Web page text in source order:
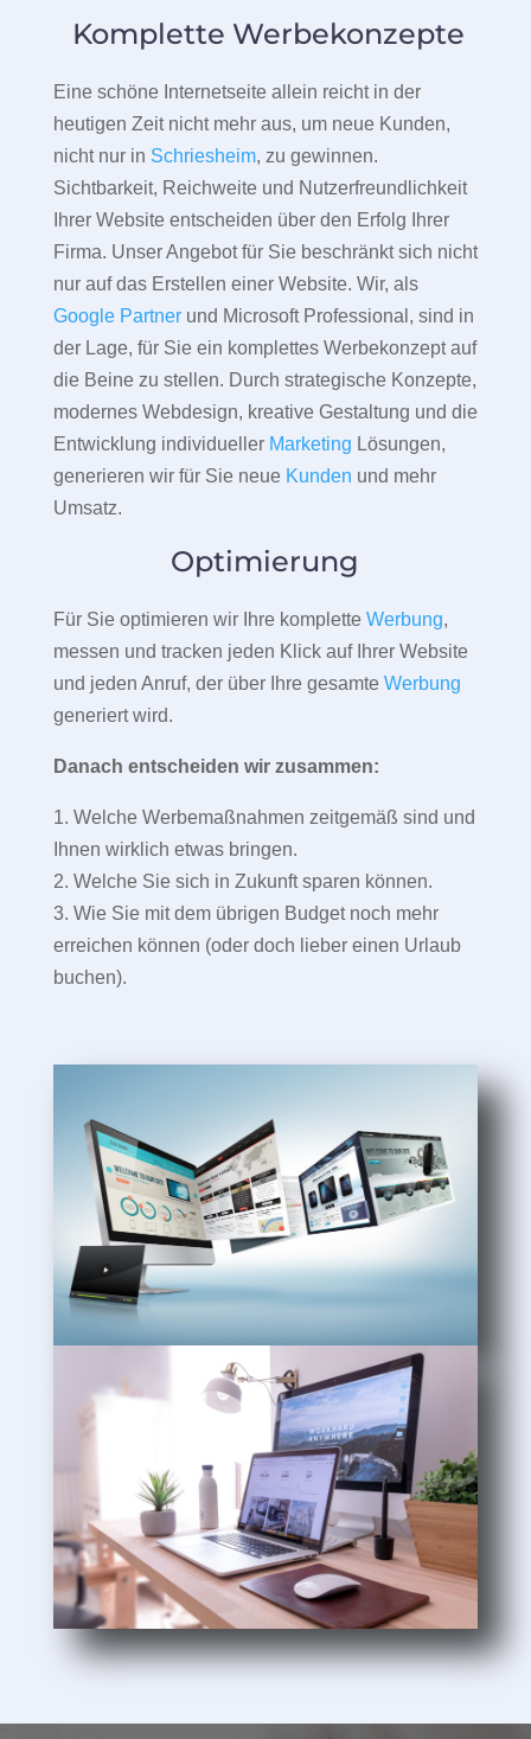
Komplette Werbekonzepte
Eine schöne Internetseite allein reicht in der
heutigen Zeit nicht mehr aus, um neue Kunden,
nicht nur in Schriesheim, zu gewinnen.
Sichtbarkeit, Reichweite und Nutzerfreundlichkeit
Ihrer Website entscheiden über den Erfolg Ihrer
Firma. Unser Angebot für Sie beschränkt sich nicht
nur auf das Erstellen einer Website. Wir, als
Google Partnerund Microsoft Professional, sind in
der Lage, für Sie ein komplettes Werbekonzept auf
die Beine zu stellen. Durch strategische Konzepte,
modernes Webdesign, kreative Gestaltung und die
Entwicklung individueller Marketing Lösungen,
generieren wir für Sie neue Kunden und mehr
Umsatz.
Optimierung
Für Sie optimieren wir Ihre komplette Werbung,
messen und tracken jeden Klick auf Ihrer Website
und jeden Anruf, der über Ihre gesamte Werbung
generiert wird.
Danach entscheiden wir zusammen:
1. Welche Werbemaßnahmen zeitgemäß sind und
Ihnen wirklich etwas bringen.
2. Welche Sie sich in Zukunft sparen können.
3. Wie Sie mit dem übrigen Budget noch mehr
erreichen können (oder doch lieber einen Urlaub
buchen).